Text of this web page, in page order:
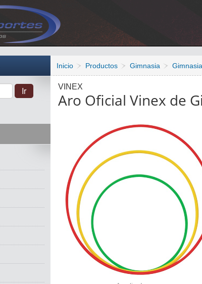
Inicio Productos Gimnasia
VINEX
Aro Oficial Vinex de